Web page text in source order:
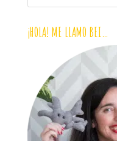
¡HOLA! ME LLAMO BEI…